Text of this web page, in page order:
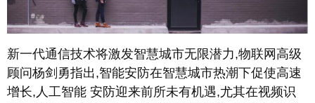
新一代通信技术将激发智慧城市无限潜力,物联网高级
顾问杨剑勇指出,智能安防在智慧城市热潮下促使高速
增长,人工智能 安防迎来前所未有机遇,尤其在视频识